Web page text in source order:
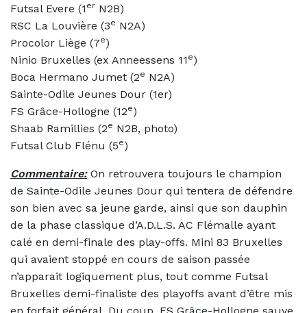
Futsal Evere (1 er N2B)
RSC La Louvière (3e N2A)
Procolor Liège (7e)
Ninio Bruxelles (ex Anneessens 11 e)
Boca Hermano Jumet (2e N2A)
Sainte-Odile Jeunes Dour (1er)
FS Grâce-Hollogne (12e)
Shaab Ramillies (2e N2B, photo)
Futsal Club Flénu (5e)
Commentaire:On retrouvera toujours le champion
de Sainte-Odile Jeunes Dour qui tentera de défendre
son bien avec sa jeune garde, ainsi que son dauphin
de la phase classique d’A.D.L.S. AC Flémalle ayant
calé en demi-finale des play-offs. Mini 83 Bruxelles
qui avaient stoppé en cours de saison passée
n’apparait logiquement plus, tout comme Futsal
Bruxelles demi-finaliste des playoffs avant d’être mis